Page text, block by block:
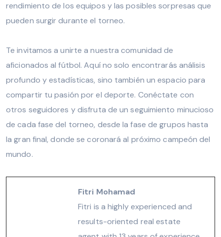
rendimiento de los equipos y las posibles sorpresas que
pueden surgir durante el torneo.
Te invitamos a unirte a nuestra comunidad de
aficionados al fútbol. Aquí no solo encontrarás análisis
profundo y estadísticas, sino también un espacio para
compartir tu pasión por el deporte. Conéctate con
otros seguidores y disfruta de un seguimiento minucioso
de cada fase del torneo, desde la fase de grupos hasta
la gran final, donde se coronará al próximo campeón del
mundo.
Fitri Mohamad
Fitri is a highly experienced and
results-oriented real estate